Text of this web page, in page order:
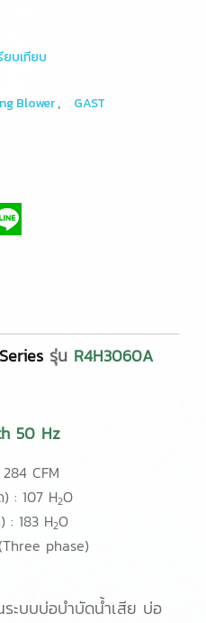
ยบเทียบ
Blower, GAST
รุ่น R4H3060A
50 Hz
CFM
: 107 H2O
: 183 H2O
phase)
ระบบบ่อบำบัดน้ำเสีย บ่อ